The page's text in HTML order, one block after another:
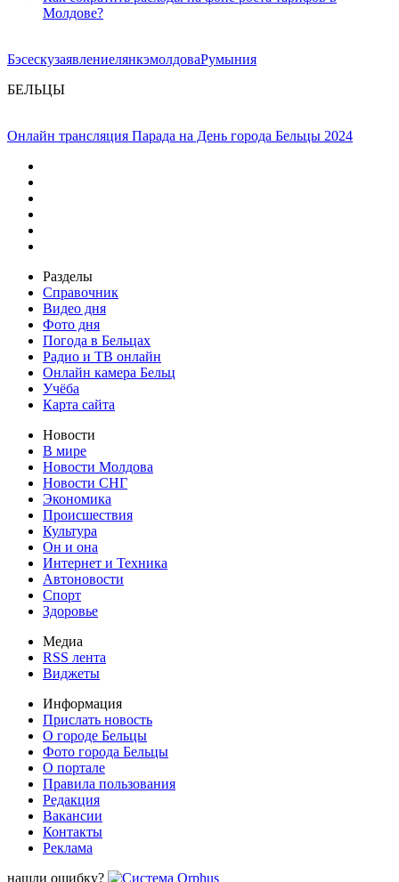
Молдове?
БэсескузаявлениелянкэмолдоваРумыния
БЕЛЬЦЫ
Онлайн трансляция Парада на День города Бельцы 2024
Разделы
Справочник
Видео дня
Фото дня
Погода в Бельцах
Радио и ТВ онлайн
Онлайн камера Бельц
Учёба
Карта сайта
Новости
В мире
Новости Молдова
Новости СНГ
Экономика
Происшествия
Культура
Он и она
Интернет и Техника
Автоновости
Спорт
Здоровье
Медиа
RSS лента
Виджеты
Информация
Прислать новость
О городе Бельцы
Фото города Бельцы
О портале
Правила пользования
Редакция
Вакансии
Контакты
Реклама
нашли ошибку?